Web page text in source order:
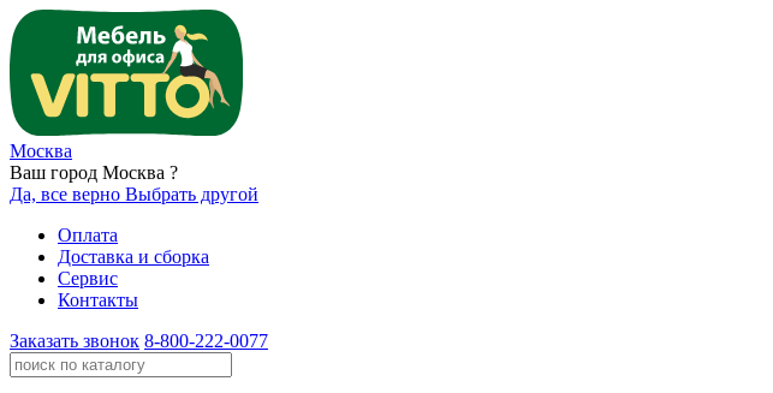
Москва
Ваш город Москва ?
Да, все верно Выбрать другой
Оплата
Доставка и сборка
Сервис
Контакты
Заказать звонок 8-800-222-0077